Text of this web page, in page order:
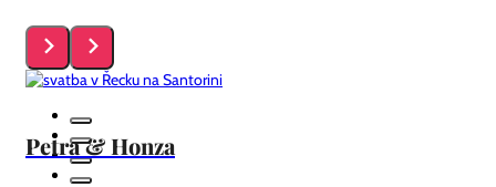
Petra & Honza